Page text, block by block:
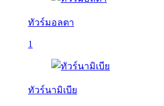
ทัวร์มอลตา
1
ทัวร์นามิเบีย